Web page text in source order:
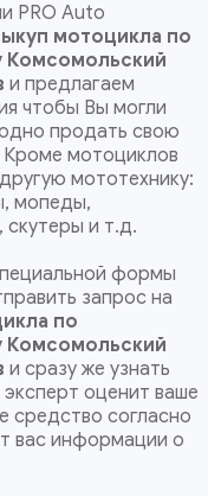
PRO Auto
мотоцикла по
Комсомольский
и предлагаем
чтобы Вы могли
продать свою
Кроме мотоциклов
мототехнику:
мопеды,
скутеры и т.д.
формы
запрос на
по
Комсомольский
и сразу же узнать
оценит ваше
средство согласно
вас информации о